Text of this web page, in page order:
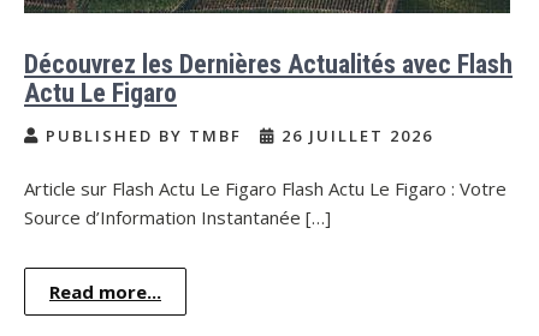
Découvrez les Dernières Actualités avec Flash
Actu Le Figaro
PUBLISHED BY TMBF 26 JUILLET 2026
Article sur Flash Actu Le Figaro Flash Actu Le Figaro : Votre
Source d’Information Instantanée […]
Read more...